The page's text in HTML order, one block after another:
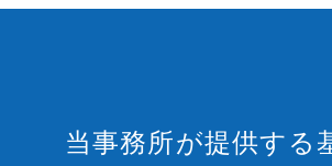
当事務所が提供する